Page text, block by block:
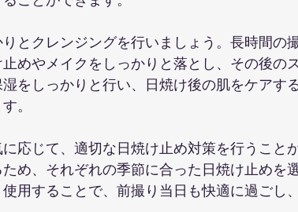
とクレンジングを行いましょう。長時間の
めやメイクをしっかりと落とし、その後の
をしっかりと行い、日焼け後の肌をケアす
。
応じて、適切な日焼け止め対策を行うこと
め、それぞれの季節に合った日焼け止めを
用することで、前撮り当日も快適に過ごし